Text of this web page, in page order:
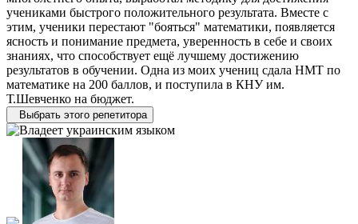
учениками быстрого положительного результата. Вместе с
этим, ученики перестают "бояться" математики, появляется
ясность и понимание предмета, уверенность в себе и своих
знаниях, что способствует ещё лучшему достижению
результатов в обучении. Одна из моих учениц сдала НМТ по
математике на 200 баллов, и поступила в КНУ им.
Т.Шевченко на бюджет.
Выбрать этого репетитора